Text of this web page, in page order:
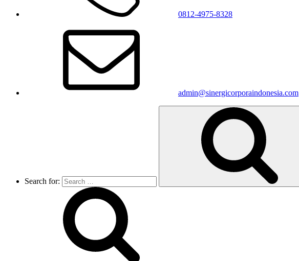
0812-4975-8328
admin@sinergicorporaindonesia.com
Search for: